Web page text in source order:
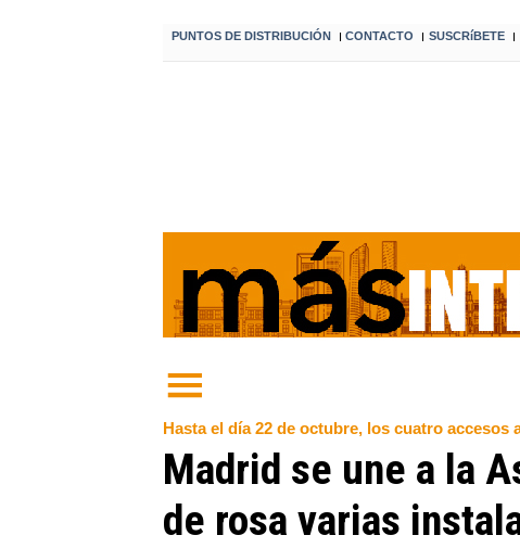
PUNTOS DE DISTRIBUCIÓN I CONTACTO I SUSCRíBETE I
Hasta el día 22 de octubre, los cuatro
Madrid se une a la
de rosa varias